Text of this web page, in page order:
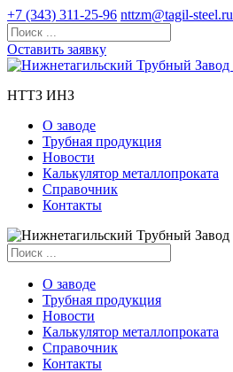
+7 (343) 311-25-96 nttzm@tagil-steel.ru
Оставить заявку
НТТЗ ИНЗ
О заводе
Трубная продукция
Новости
Калькулятор металлопроката
Справочник
Контакты
О заводе
Трубная продукция
Новости
Калькулятор металлопроката
Справочник
Контакты